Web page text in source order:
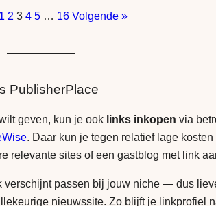
1 2 3 4 5 … 16 Volgende »
PublisherPlace
geven, kun je ook links inkopen via
. Daar kun je tegen relatief lage
relevante sites of een gastblog met link
verschijnt passen bij jouw niche — dus
nieuwssite. Zo blijft je linkprofiel